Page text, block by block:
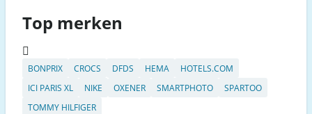
Top merken
BONPRIX CROCS DFDS HEMA
HOTELS.COM
ICI PARIS XL
NIKE OXENER SMARTPHOTO
SPARTOO
TOMMY HILFIGER